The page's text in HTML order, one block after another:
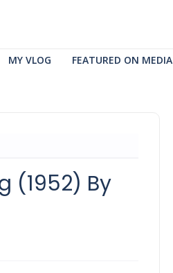
MY VLOG FEATURED ON MEDIA
(1952) By